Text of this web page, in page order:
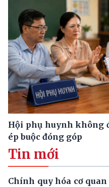
Hội phụ huynh không
ép buộc đóng góp
Tin mới
Chính quy hóa cơ